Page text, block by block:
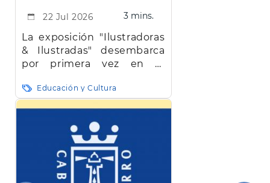
22 Jul 2026 3 mins.
La exposición "Ilustradoras
& Ilustradas" desembarca
por primera vez en El
Educación y Cultura